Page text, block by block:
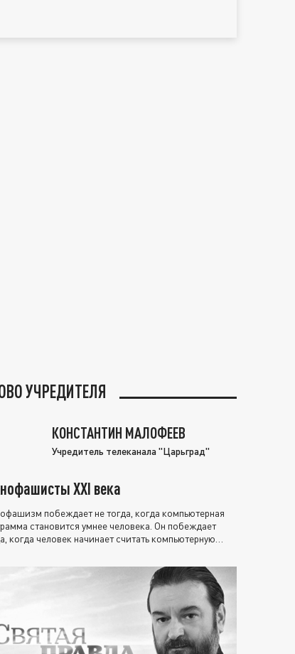
УЧРЕДИТЕЛЯ
КОНСТАНТИН МАЛОФЕЕВ
Учредитель телеканала "Царьград"
XXI века
побеждает не тогда, когда компьютерная
становится умнее человека. Он побеждает
когда человек начинает считать компьютерную